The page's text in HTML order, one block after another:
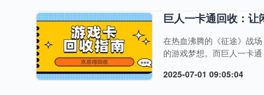
易得统统能收。从几十元
巨人一卡通回收：让
在热血沸腾的《征途》战
的游戏梦想。而巨人一卡
路。 巨人一卡通：游戏世
2025-07-01 09:05:04